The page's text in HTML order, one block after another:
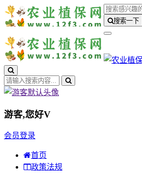
搜索一下
游客,您好V
会员登录
首页
政策法规